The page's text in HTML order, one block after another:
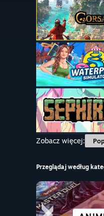
Zobacz więcej:
Przeglądaj według